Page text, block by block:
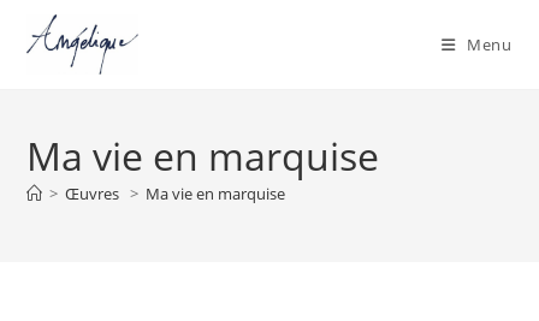
content
Menu
Ma vie en marquise
> Œuvres > Ma vie en marquise